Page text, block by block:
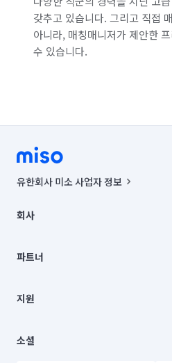
갖추고 있습니다. 그리고 직접
아니라, 매칭매니저가 제안한
수 있습니다.
유한회사 미소 사업자 정보
00019 |
주소 | 본사: 서울특별시 종로구 율곡로
컨택센터 : 서울특별시 종로구 수송동 율
상품, 상품정보, 거래에 관한 의무와 책임
언론 보도 관련 문의:
© 유한회사 미소. Miso, Inc. All Rights
회사
채용
파트너
이사
지원
이용약관
소셜